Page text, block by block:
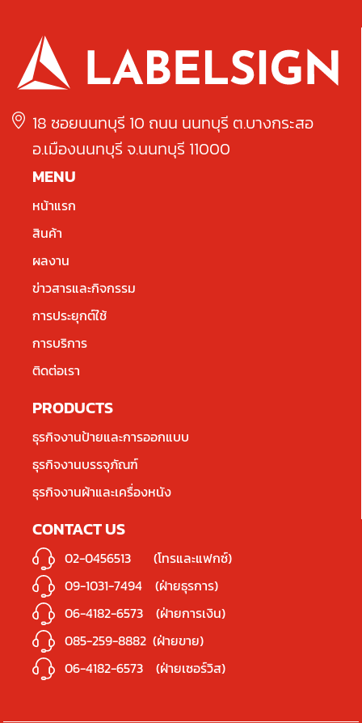
18 ซอยนนทบุรี 10 ถนน นนทบุรี ต.บางกระสอ
อ.เมืองนนทบุรี จ.นนทบุรี 11000
MENU
หน้าแรก
สินค้า
ผลงาน
ข่าวสารและกิจกรรม
การประยุกต์ใช้
การบริการ
ติดต่อเรา
PRODUCTS
ธุรกิจงานป้ายและการออกแบบ
ธุรกิจงานบรรจุภัณฑ์
ธุรกิจงานผ้าและเครื่องหนัง
CONTACT US
02-0456513
(โทรและแฟกซ์)
09-1031-7494 (ฝ่ายธุรการ)
06-4182-6573 (ฝ่ายการเงิน)
085-259-8882 (ฝ่ายขาย)
06-4182-6573 (ฝ่ายเซอร์วิส)